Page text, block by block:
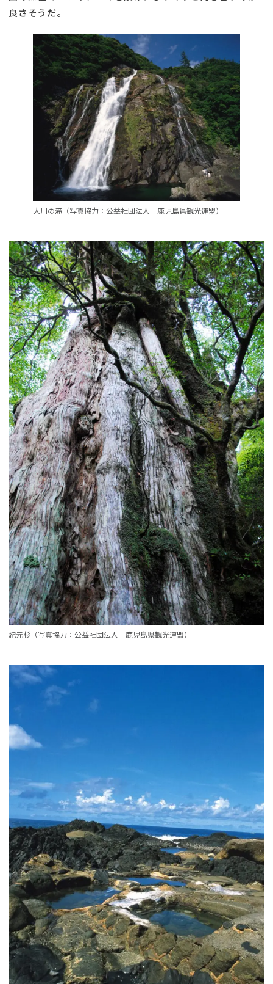
良さそうだ。
大川の滝（写真協力：公益社団法人 鹿児島県観光連盟）
紀元杉（写真協力：公益社団法人 鹿児島県観光連盟）